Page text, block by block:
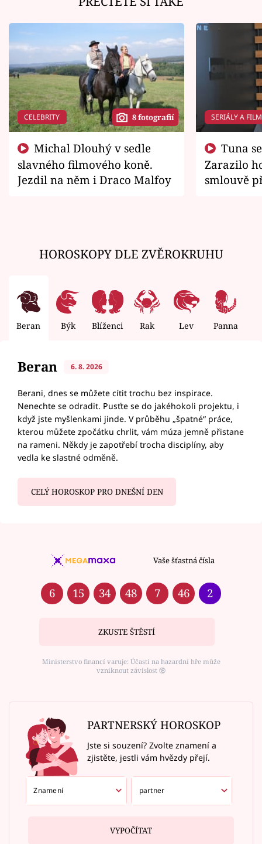
CELEBRITY 8 fotografií
slavného filmového koně.
Jezdil na něm i Draco Malfoy
SERIÁLY A
Zarazilo
smlouvě
HOROSKOPY DLE ZVĚROKRUHU
Beran Býk Blíženci Rak Lev Panna
Beran 6. 8. 2026
Berani, dnes se můžete cítit trochu bez inspirace.
Nenechte se odradit. Pusťte se do jakéhokoli projektu, i
když jste myšlenkami jinde. V průběhu „špatné“ práce,
kterou můžete zpočátku chrlit, vám múza jemně přistane
na rameni. Někdy je zapotřebí trocha disciplíny, aby
vedla ke slastné odměně.
CELÝ HOROSKOP PRO DNEŠNÍ DEN
Vaše šťastná čísla
6 15 34 48 7 46 2
ZKUSTE ŠTĚSTÍ
Ministerstvo financí varuje: Účastí na hazardní hře může
vzniknout závislost ⑱
PARTNERSKÝ HOROSKOP
Jste si souzení? Zvolte znamení a
zjistěte, jestli vám hvězdy přejí.
VYPOČÍTAT